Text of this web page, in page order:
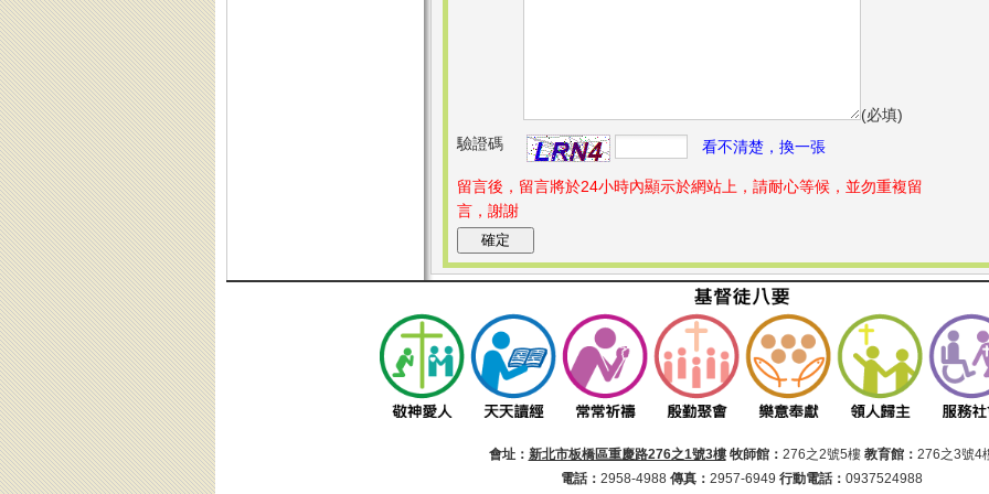
(必填)
驗證碼
看不清楚，換一張
留言後，留言將於24小時內顯示於網站上，請耐心等候，並勿重複留
言，謝謝
會址： 新北市板橋區重慶路276之1號3樓 牧師館： 276之2號5樓 教育館： 276之3號4
電話： 2958-4988 傳真： 2957-6949 行動電話： 0937524988